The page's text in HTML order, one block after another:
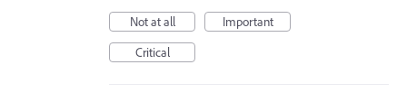
Not at all
Important
Critical